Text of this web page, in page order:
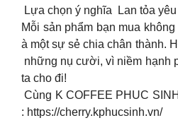
Lựa chọn ý nghĩa Lan tỏa
Mỗi sản phẩm bạn mua không
à một sự sẻ chia chân thành.
những nụ cười, vì niềm hạnh
ta cho đi!
Cùng K COFFEE PHUC
: https://cherry.kphucsinh.vn/